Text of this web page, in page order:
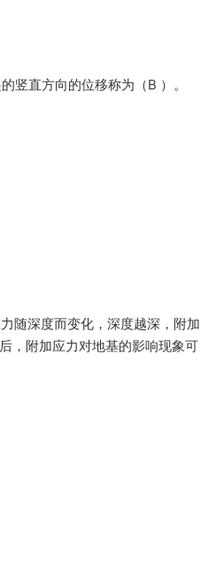
竖直方向的位移称为（B ）。
随深度而变化，深度越深，附加
，附加应力对地基的影响现象可